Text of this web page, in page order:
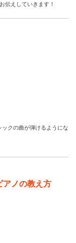
伝えしていきます！
クの曲が弾けるようにな
アノの教え方